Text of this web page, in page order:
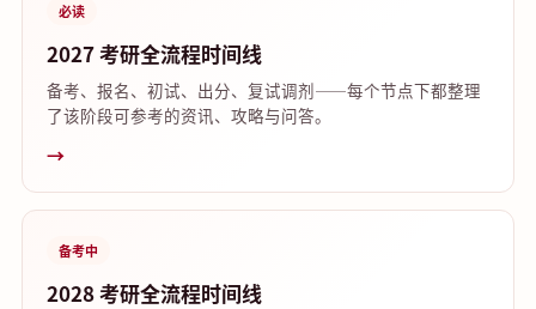
必读
2027 考研全流程时间线
备考、报名、初试、出分、复试调剂——每个节点下都整理
了该阶段可参考的资讯、攻略与问答。
→
备考中
2028 考研全流程时间线